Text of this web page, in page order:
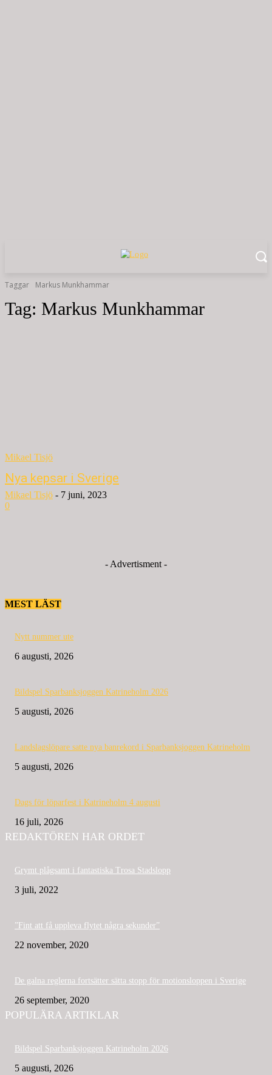
Taggar Markus Munkhammar
Tag: Markus Munkhammar
Mikael Tisjö
Nya kepsar i Sverige
Mikael Tisjö - 7 juni, 2023
0
- Advertisment -
MEST LÄST
Nytt nummer ute
6 augusti, 2026
Bildspel Sparbanksjoggen Katrineholm 2026
5 augusti, 2026
Landslagslöpare satte nya banrekord i Sparbanksjoggen Katrineholm
5 augusti, 2026
Dags för löparfest i Katrineholm 4 augusti
16 juli, 2026
REDAKTÖREN HAR ORDET
Grymt plågsamt i fantastiska Trosa Stadslopp
3 juli, 2022
”Fint att få uppleva flytet några sekunder”
22 november, 2020
De galna reglerna fortsätter sätta stopp för motionsloppen i Sverige
26 september, 2020
POPULÄRA ARTIKLAR
Bildspel Sparbanksjoggen Katrineholm 2026
5 augusti, 2026